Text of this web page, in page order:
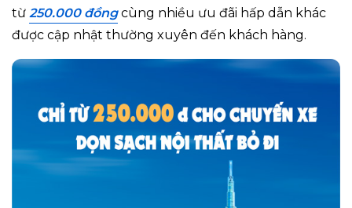
từ 250.000 đồngcùng nhiều ưu đãi hấp dẫn khác
được cập nhật thường xuyên đến khách hàng.